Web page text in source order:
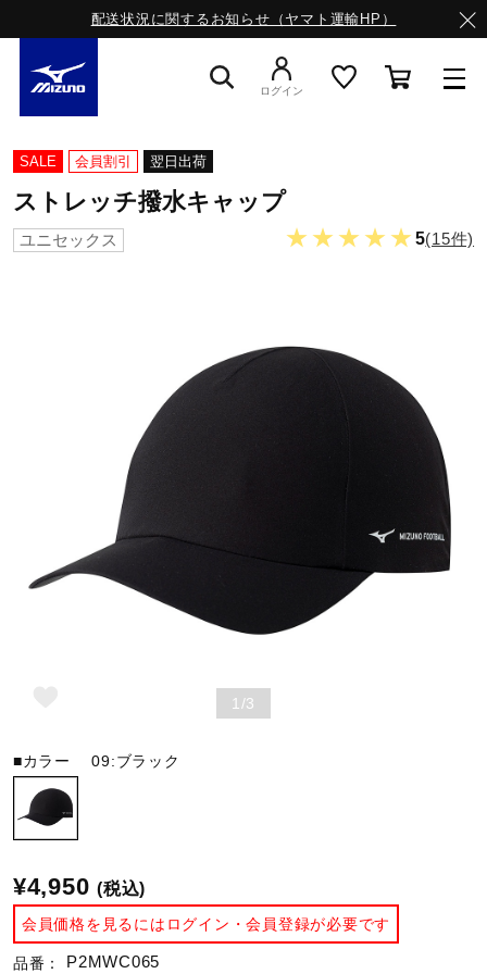
配送状況に関するお知らせ（ヤマト運輸HP）
スニーカー
ライフスタイルウエア
サッカー／フットサル
トレーニング
野球
バドミントン
ログイン
SALE 会員割引 翌日出荷
ストレッチ撥水キャップ
ユニセックス ★★★★★ 5(15件)
1/3
■カラー09:ブラック
¥4,950 (税込)
会員価格を見るにはログイン・会員登録が必要です
品番： P2MWC065